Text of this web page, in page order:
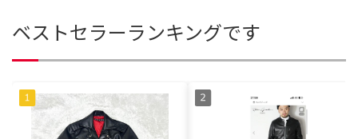
ベストセラーランキングです